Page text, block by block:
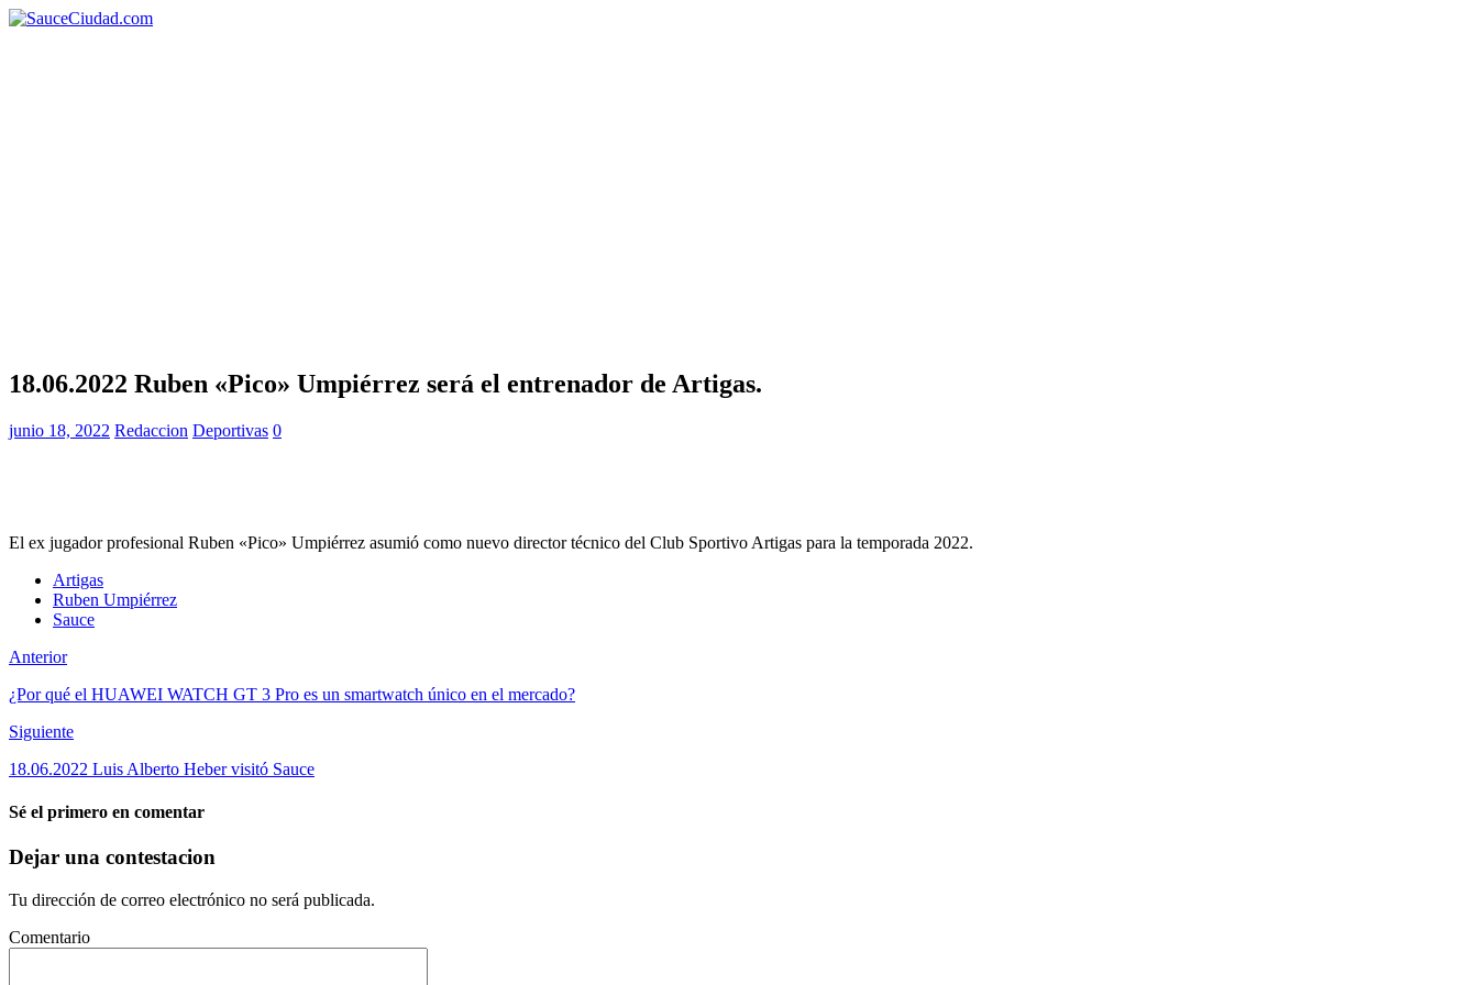
18.06.2022 Ruben «Pico» Umpiérrez será el entrenador de Artigas.
junio 18, 2022 Redaccion Deportivas 0
El ex jugador profesional Ruben «Pico» Umpiérrez asumió como nuevo director técnico del Club Sportivo Artigas para la temporada 2022.
Artigas
Ruben Umpiérrez
Sauce
Anterior
¿Por qué el HUAWEI WATCH GT 3 Pro es un smartwatch único en el mercado?
Siguiente
18.06.2022 Luis Alberto Heber visitó Sauce
Sé el primero en comentar
Dejar una contestacion
Tu dirección de correo electrónico no será publicada.
Comentario